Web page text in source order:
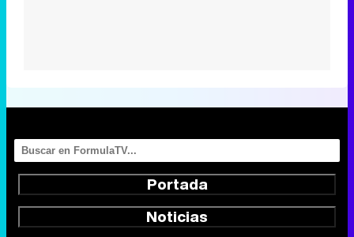
Portada
Noticias